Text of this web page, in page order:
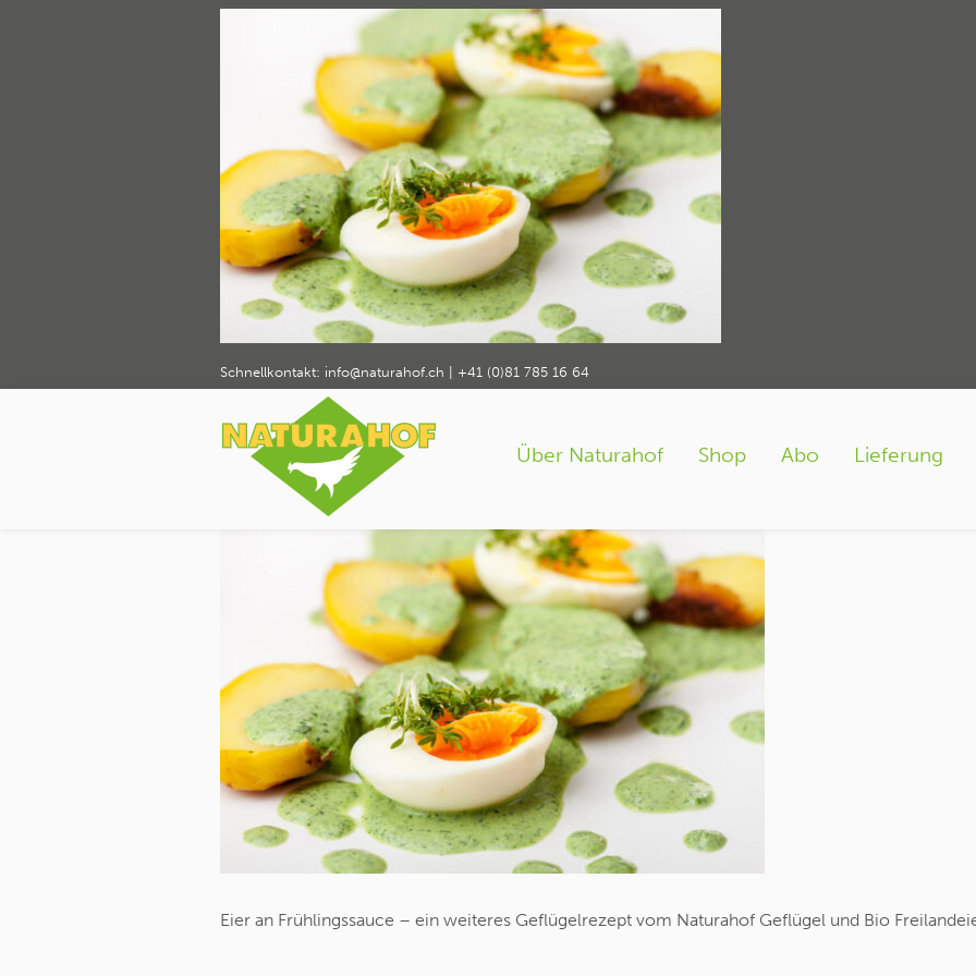
Schnellkontakt: info@naturahof.ch +41 (0)81 785 16 64
Über Naturahof Shop Abo Lieferung
Eier an Frühlingssauce –
Geflügelrezept vom
Geflügel und Bio
› Rezepte und Tipps Eier an Frühlingssauce – ein weiteres Geflügelrezept vom
Eier an Frühlingssauce – ein weiteres Geflügelrezept vom Naturahof Geflügel und Bio